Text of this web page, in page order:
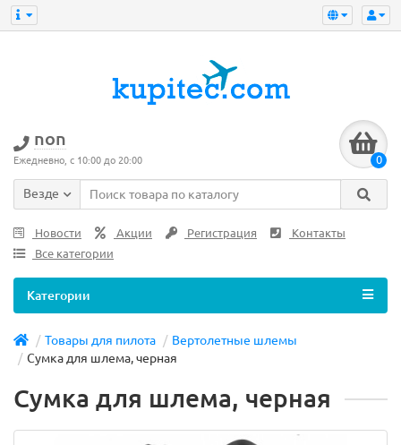
non
Ежедневно, с 10:00 до 20:00 0
Везде
Новости Акции Регистрация
Контакты
Все категории
Категории
Товары для пилота
Вертолетные шлемы
Сумка для шлема, черная
Сумка для шлема, черная